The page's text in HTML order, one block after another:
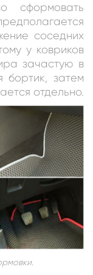
сформовать
соседних
у ковриков
зачастую в
бортик, затем
отдельно.